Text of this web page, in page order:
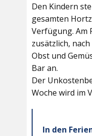
Den Kindern
gesamten
Verfügung. Am
zusätzlich,
Obst und
Bar an.
Der
Woche wird im
In den